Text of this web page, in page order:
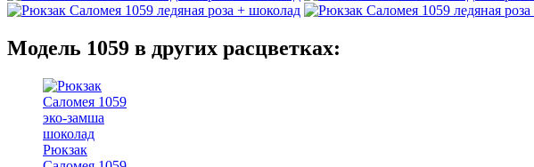
Модель 1059 в других расцветках:
Рюкзак